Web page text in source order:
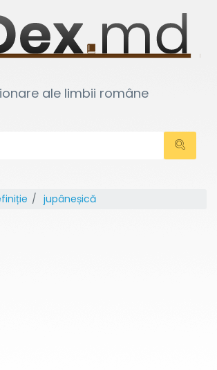
ale limbii române
jupâneșică